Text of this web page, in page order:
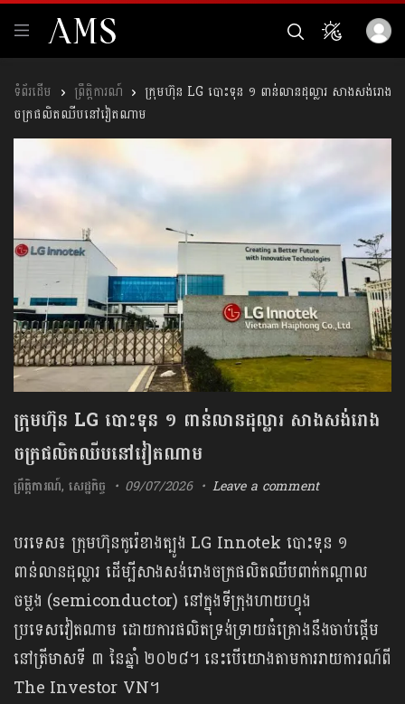
ព្រឹត្តិការណ៍
ក្រុមហ៊ុន LG បោះទុន ១ ពាន់លានដុល្លារ សាងសង់រោង
ចក្រផលិតឈីបនៅវៀតណាម
ក្រុមហ៊ុន LG បោះទុន ១ ពាន់លានដុល្លារ សាងសង់រោង
ចក្រផលិតឈីបនៅវៀតណាម
ព្រឹត្តិការណ៍,សេដ្ឋកិច្ច 09/07/2026 Leave a comment
បរទេស៖ ក្រុមហ៊ុនកូរ៉េខាងត្បូង LG Innotek បោះទុន ១
ពាន់លានដុល្លារ ដើម្បីសាងសង់រោងចក្រផលិតឈីបពាក់កណ្តាល
ចម្លង (semiconductor) នៅក្នុងទីក្រុងហាយហ្វុង
ប្រទេសវៀតណាម ដោយការផលិតទ្រង់ទ្រាយធំគ្រោងនឹងចាប់ផ្ដើម
នៅត្រីមាសទី ៣ នៃឆ្នាំ ២០២៨។ នេះបើយោងតាមការរាយការណ៍ពី
The Investor VN។